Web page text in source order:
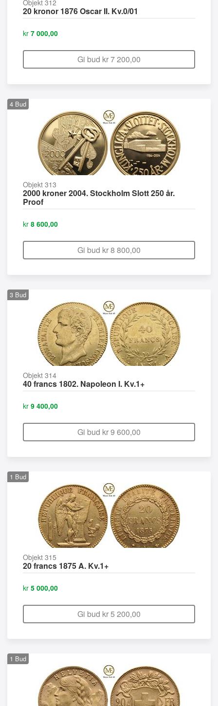
Objekt 312
20 kronor 1876 Oscar II. Kv.0/01
kr 7 000,00
Gi bud kr7 200,00
4 Bud
Objekt 313
2000 kroner 2004. Stockholm Slott 250 år.
Proof
kr 8 600,00
Gi bud kr8 800,00
3 Bud
Objekt 314
40 francs 1802. Napoleon I. Kv.1+
kr 9 400,00
Gi bud kr9 600,00
1 Bud
Objekt 315
20 francs 1875 A. Kv.1+
kr 5 000,00
Gi bud kr5 200,00
1 Bud